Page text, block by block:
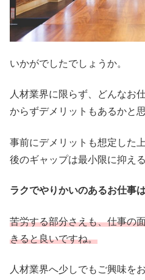
いかがでしたでしょうか。
人材業界に限らず、どんなお
からずデメリットもあるかと思
事前にデメリットも想定した
後のギャップは最小限に抑え
ラクでやりかいのあるお仕事
苦労する部分さえも、仕事の
きると良いですね。
人材業界へ少しでもご興味を